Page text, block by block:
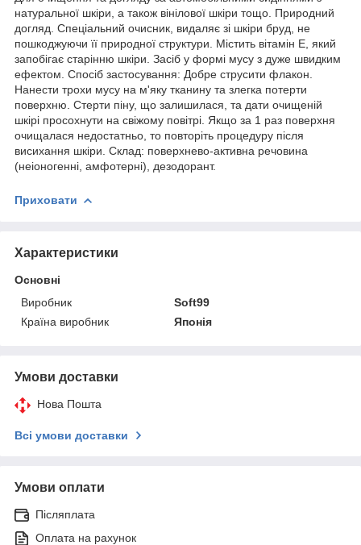
натуральної шкіри, а також вінілової шкіри тощо. Природний
догляд. Спеціальний очисник, видаляє зі шкіри бруд, не
пошкоджуючи її природної структури. Містить вітамін Е, який
запобігає старінню шкіри. Засіб у формі мусу з дуже швидким
ефектом. Спосіб застосування: Добре струсити флакон.
Нанести трохи мусу на м'яку тканину та злегка потерти
поверхню. Стерти піну, що залишилася, та дати очищеній
шкірі просохнути на свіжому повітрі. Якщо за 1 раз поверхня
очищалася недостатньо, то повторіть процедуру після
висихання шкіри. Склад: поверхнево-активна речовина
(неіоногенні, амфотерні), дезодорант.
Приховати
Характеристики
Основні
Виробник
Soft99
Країна виробник
Японія
Умови доставки
Нова Пошта
Всі умови доставки
Умови оплати
Післяплата
Оплата на рахунок